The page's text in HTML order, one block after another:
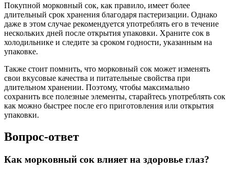
Покупной морковный сок, как правило, имеет более
длительный срок хранения благодаря пастеризации. Однако
даже в этом случае рекомендуется употреблять его в течение
нескольких дней после открытия упаковки. Храните сок в
холодильнике и следите за сроком годности, указанным на
упаковке.
Также стоит помнить, что морковный сок может изменять
свои вкусовые качества и питательные свойства при
длительном хранении. Поэтому, чтобы максимально
сохранить все полезные элементы, старайтесь употреблять сок
как можно быстрее после его приготовления или открытия
упаковки.
Вопрос-ответ
Как морковный сок влияет на здоровье глаз?